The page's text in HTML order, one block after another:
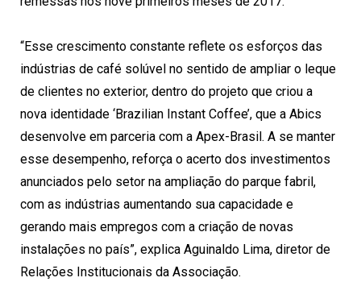
“Esse crescimento constante reflete os esforços das
indústrias de café solúvel no sentido de ampliar o leque
de clientes no exterior, dentro do projeto que criou a
nova identidade ‘Brazilian Instant Coffee’, que a Abics
desenvolve em parceria com a Apex-Brasil. A se manter
esse desempenho, reforça o acerto dos investimentos
anunciados pelo setor na ampliação do parque fabril,
com as indústrias aumentando sua capacidade e
gerando mais empregos com a criação de novas
instalações no país”, explica Aguinaldo Lima, diretor de
Relações Institucionais da Associação.